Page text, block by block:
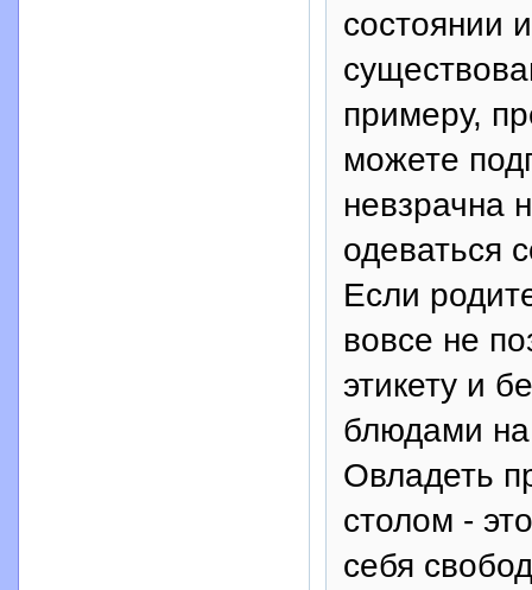
состоянии
примеру,
можете
невзрачна
одеваться
Если
вовсе не
этикету и
блюдами
Овладеть
столом -
себя